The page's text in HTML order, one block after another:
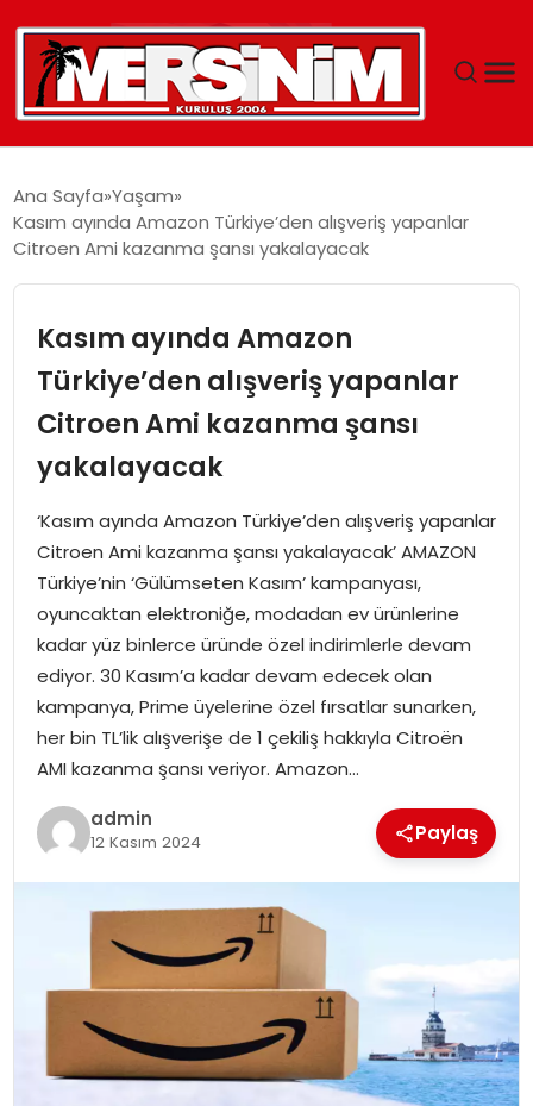
YAŞAM
EĞITIM
SPOR
EKONOMI
MAGAZIN
DÜNYA
OTOMOBIL
Ana Sayfa Yaşam
Kasım ayında Amazon Türkiye’den alışveriş yapanlar
Citroen Ami kazanma şansı yakalayacak
Kasım ayında Amazon
Türkiye’den alışveriş yapanlar
Citroen Ami kazanma şansı
yakalayacak
‘Kasım ayında Amazon Türkiye’den alışveriş yapanlar
Citroen Ami kazanma şansı yakalayacak’ AMAZON
Türkiye’nin ‘Gülümseten Kasım’ kampanyası,
oyuncaktan elektroniğe, modadan ev ürünlerine
kadar yüz binlerce üründe özel indirimlerle devam
ediyor. 30 Kasım’a kadar devam edecek olan
kampanya, Prime üyelerine özel fırsatlar sunarken,
her bin TL’lik alışverişe de 1 çekiliş hakkıyla Citroën
AMI kazanma şansı veriyor. Amazon…
admin
12 Kasım 2024 Paylaş